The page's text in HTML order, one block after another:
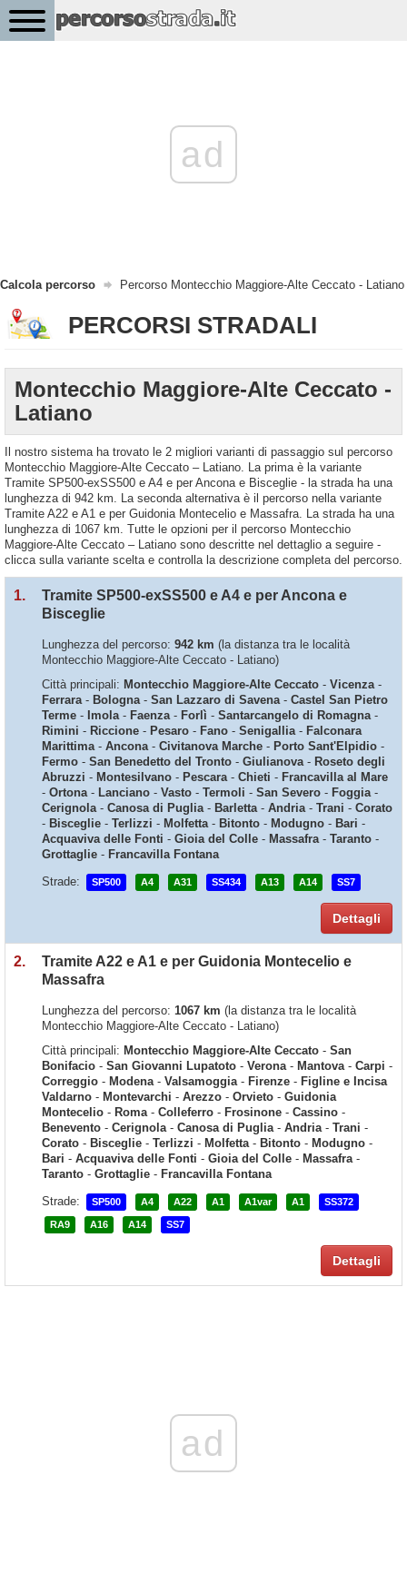
ad
Calcola percorso Percorso Montecchio Maggiore-Alte Ceccato - Latiano
PERCORSI STRADALI
Montecchio Maggiore-Alte Ceccato -
Latiano
Il nostro sistema ha trovato le 2 migliori varianti di passaggio sul percorso
Montecchio Maggiore-Alte Ceccato – Latiano. La prima è la variante
Tramite SP500-exSS500 e A4 e per Ancona e Bisceglie - la strada ha una
lunghezza di 942 km. La seconda alternativa è il percorso nella variante
Tramite A22 e A1 e per Guidonia Montecelio e Massafra. La strada ha una
lunghezza di 1067 km. Tutte le opzioni per il percorso Montecchio
Maggiore-Alte Ceccato – Latiano sono descritte nel dettaglio a seguire -
clicca sulla variante scelta e controlla la descrizione completa del percorso.
1.
Tramite SP500-exSS500 e A4 e per Ancona e
Bisceglie
Lunghezza del percorso: 942 km (la distanza tra le località
Montecchio Maggiore-Alte Ceccato - Latiano)
Città principali: Montecchio Maggiore-Alte Ceccato - Vicenza-
Ferrara- Bologna- San Lazzaro di Savena- Castel San Pietro
Terme - Imola- Faenza- Forlì - Santarcangelo di Romagna-
Rimini - Riccione - Pesaro - Fano - Senigallia- Falconara
Marittima- Ancona- Civitanova Marche - Porto Sant'Elpidio -
Fermo - San Benedetto del Tronto - Giulianova- Roseto degli
Abruzzi - Montesilvano - Pescara- Chieti - Francavilla al Mare
- Ortona- Lanciano - Vasto - Termoli - San Severo - Foggia-
Cerignola- Canosa di Puglia- Barletta- Andria- Trani - Corato
- Bisceglie - Terlizzi - Molfetta- Bitonto - Modugno - Bari -
Acquaviva delle Fonti - Gioia del Colle - Massafra- Taranto -
Grottaglie - Francavilla Fontana
Strade:
SP500 A4 A31 SS434 A13 A14 SS7
Dettagli
2.
Tramite A22 e A1 e per Guidonia Montecelio e
Massafra
Lunghezza del percorso: 1067 km (la distanza tra le località
Montecchio Maggiore-Alte Ceccato - Latiano)
Città principali: Montecchio Maggiore-Alte Ceccato - San
Bonifacio - San Giovanni Lupatoto - Verona- Mantova- Carpi -
Correggio - Modena- Valsamoggia- Firenze - Figline e Incisa
Valdarno - Montevarchi - Arezzo - Orvieto - Guidonia
Montecelio - Roma- Colleferro - Frosinone - Cassino -
Benevento - Cerignola- Canosa di Puglia- Andria- Trani -
Corato - Bisceglie - Terlizzi - Molfetta- Bitonto - Modugno -
Bari - Acquaviva delle Fonti - Gioia del Colle - Massafra-
Taranto - Grottaglie - Francavilla Fontana
Strade:
SP500 A4 A22 A1 A1var A1 SS372
RA9 A16 A14 SS7
Dettagli
ad